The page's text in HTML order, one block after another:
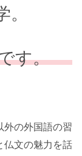
す。
外の外国語の習
仏文の魅力を話